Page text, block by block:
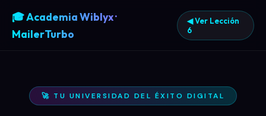
🎓 Academia Wiblyx ·
MailerTurbo
◀ Ver Lección
6
🚀 TU UNIVERSIDAD DEL ÉXITO DIGITAL